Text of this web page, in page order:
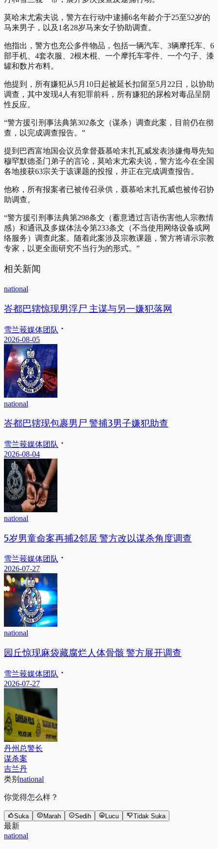
莫哈末尤索夫说，警方在行动中逮捕6名年龄介于25至52岁的
马来男子，以及1名28岁马来女子协助调查。
他指出，警方也充公多件物品，包括一辆汽车、3辆摩托车、6
部手机、4套衣服、2根木棍、一个摩托车零件、一个勺子、漆
罐和数片布料。
他提到，所有嫌犯从5月10日起被延长扣留至5月22日，以协助
调查，其中发现4人有犯罪前科，所有嫌犯的尿检对毒品呈阴
性反应。
“警方援引刑事法典第302条文（谋杀）调查此案，目前仍在彻
查，以完成调查报告。”
提到巴西富地国会议员拿督聂慕哈末扎瓦威发表涉嫌侮辱先知
穆罕默德圣门弟子的言论，莫哈末尤索夫说，警方迄今在全国
各地接获63宗关于该课题的投报，并正在完成调查报告。
他称，所有报案者已被传召录供，聂慕哈末扎瓦威也被传召协
助调查。
“警方援引刑事法典第298条文（蓄意透过言语伤害他人宗教情
感）和通讯及多媒体法令第233条文（不当使用网络设备或网
络服务）调查此案。随着此案涉及宗教课题，警方将请示宗教
专家，以更全面研究不当行为的形式。”
相关新闻
national
峇都巴辖惊现男浮尸 主谋与另一嫌犯落网
雪兰莪媒体团队
2026-08-05
national
峇都巴辖现包裹男尸 警捕3男子嫌犯助查
雪兰莪媒体团队
2026-08-04
national
5岁男童命案再捕2邻居 警方改以谋杀角度调查
雪兰莪媒体团队
2026-07-27
national
园丘惊现麻袋藏腐烂人体骨骸 警方展开调查
雪兰莪媒体团队
2026-07-27
丹州总警长
谋杀案
吉兰丹
类别 national
你觉得怎么样？
Suka Marah Sedih Lucu Tidak Suka
最新
national